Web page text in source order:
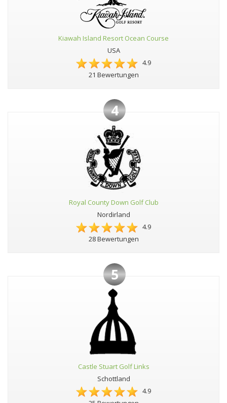
Kiawah Island Resort Ocean Course
USA
4.9
21 Bewertungen
4
Royal County Down Golf Club
Nordirland
4.9
28 Bewertungen
5
Castle Stuart Golf Links
Schottland
4.9